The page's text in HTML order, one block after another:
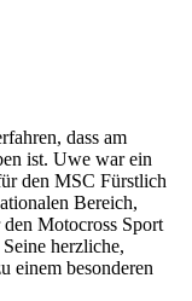
dass am
ist. Uwe war ein
den MSC Fürstlich
Bereich,
Motocross Sport
herzliche,
einem besonderen